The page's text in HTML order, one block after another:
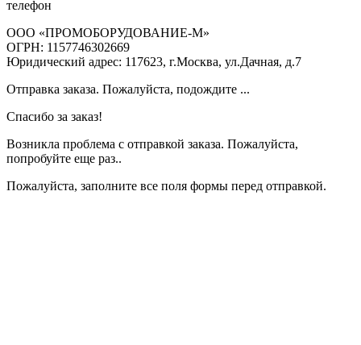
телефон
ООО «ПРОМОБОРУДОВАНИЕ-М»
ОГРН: 1157746302669
Юридический адрес: 117623, г.Москва, ул.Дачная, д.7
Отправка заказа. Пожалуйста, подождите ...
Спасибо за заказ!
Возникла проблема с отправкой заказа. Пожалуйста,
попробуйте еще раз..
Пожалуйста, заполните все поля формы перед отправкой.